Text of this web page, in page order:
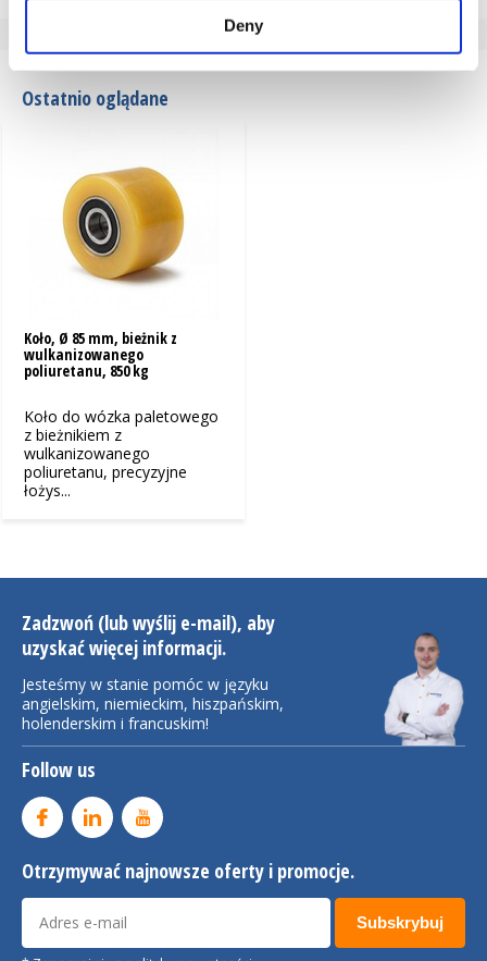
Denywulkanizowany
Ostatnio oglądane
Koło, Ø 85 mm, bieżnik z
wulkanizowanego
poliuretanu, 850 kg
Koło do wózka paletowego
z bieżnikiem z
wulkanizowanego
poliuretanu, precyzyjne
łożys...
Zadzwoń (lub wyślij e-mail), aby
uzyskać więcej informacji.
Jesteśmy w stanie pomóc w języku
angielskim, niemieckim, hiszpańskim,
holenderskim i francuskim!
Follow us
Otrzymywać najnowsze oferty i promocje.
Subskrybuj